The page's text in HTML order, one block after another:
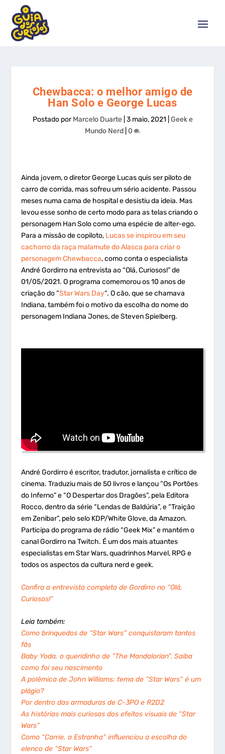
Chewbacca: o melhor amigo de
Han Solo e George Lucas
Postado porMarcelo Duarte| 3 maio, 2021 Geek e
Mundo Nerd 0
Ainda jovem, o diretor George Lucas quis ser piloto de
carro de corrida, mas sofreu um sério acidente. Passou
meses numa cama de hospital e desistiu da ideia. Mas
levou esse sonho de certo modo para as telas criando o
personagem Han Solo como uma espécie de alter-ego.
Para a missão de copiloto, Lucas se inspirou em seu
cachorro da raça malamute do Alasca para criar o
personagem Chewbacca, como conta o especialista
André Gordirro na entrevista ao “Olá, Curiosos!” de
01/05/2021. O programa comemorou os 10 anos de
criação do “Star Wars Day“. O cão, que se chamava
Indiana, também foi o motivo da escolha do nome do
personagem Indiana Jones, de Steven Spielberg.
André Gordirro é escritor, tradutor, jornalista e crítico de
cinema. Traduziu mais de 50 livros e lançou “Os Portões
do Inferno” e “O Despertar dos Dragões”, pela Editora
Rocco, dentro da série “Lendas de Baldúria”, e “Traição
em Zenibar”, pelo selo KDP/White Glove, da Amazon.
Participa do programa de rádio “Geek Mix” e mantém o
canal Gordirro na Twitch. É um dos mais atuantes
especialistas em Star Wars, quadrinhos Marvel, RPG e
todos os aspectos da cultura nerd e geek.
Confira a entrevista completa de Gordirro no “Olá,
Curiosos!”
Leia também:
Como brinquedos de “Star Wars” conquistaram tantos
fãs
Baby Yoda, o queridinho de “The Mandalorian”. Saiba
como foi seu nascimento
A polêmica de John Williams: tema de “Star Wars” é um
plágio?
Por dentro das armaduras de C-3PO e R2D2
As histórias mais curiosas dos efeitos visuais de “Star
Wars”
Como “Carrie, a Estranha” influenciou a escolha do
elenco de “Star Wars”